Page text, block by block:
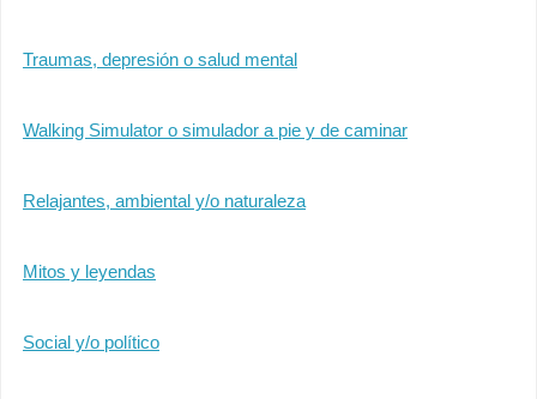
Traumas, depresión o salud mental
Walking Simulator o simulador a pie y de caminar
Relajantes, ambiental y/o naturaleza
Mitos y leyendas
Social y/o político